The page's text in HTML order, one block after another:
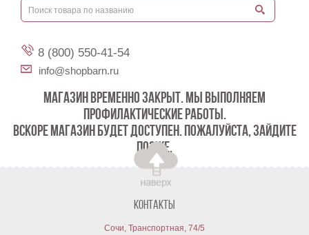
8 (800) 550-41-54
info@shopbarn.ru
МАГАЗИН ВРЕМЕННО ЗАКРЫТ. МЫ ВЫПОЛНЯЕМ
ПРОФИЛАКТИЧЕСКИЕ РАБОТЫ.
ВСКОРЕ МАГАЗИН БУДЕТ ДОСТУПЕН. ПОЖАЛУЙСТА, ЗАЙДИТЕ
ПОЗЖЕ.
Контакты
Сочи, Транспортная, 74/5